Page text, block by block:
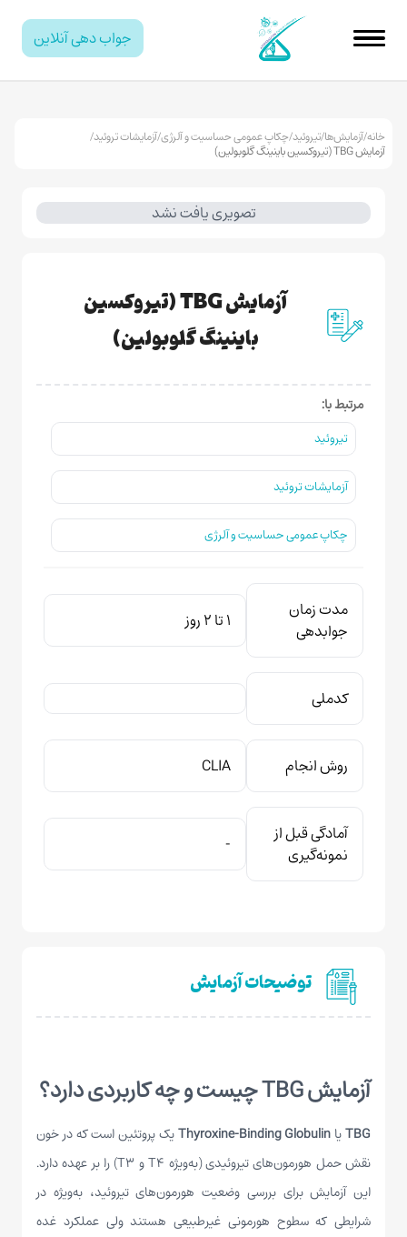
جواب دهی آنلاین
خانه/آزمایش‌ها/تیروئید/چکاپ عمومی حساسیت و آلرژی/آزمایشات تروئید/
آزمایش TBG (تیروکسین باینینگ گلوبولین)
تصویری یافت نشد
آزمایش TBG (تیروکسین
باینینگ گلوبولین)
مرتبط با:
تیروئید
آزمایشات تروئید
چکاپ عمومی حساسیت و آلرژی
مدت زمان
جوابدهی
1 تا 2 روز
کدملی
روش انجام CLIA
آمادگی قبل از
نمونه‌گیری
-
توضیحات آزمایش
آزمایش TBG چیست و چه کاربردی دارد؟
TBGیاThyroxine-Binding Globulinیک پروتئین است که در خون
نقش حمل هورمون‌های تیروئیدی (به‌ویژه T4 و T3) را بر عهده دارد.
این آزمایش برای بررسی وضعیت هورمون‌های تیروئید، به‌ویژه در
شرایطی که سطوح هورمونی غیرطبیعی هستند ولی عملکرد غده